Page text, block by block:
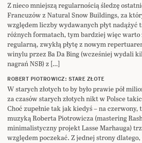
Z nieco mniejszą regularnością śledzę
Francuzów z Natural Snow Buildings, za
względem liczby wydawanych płyt nadążyć
różnych formatach, tym bardziej więc warto
regularną, zwykłą płytę z nowym
winylu przez Ba Da Bing (wcześniej wydali
nagrań NSB) z […]
ROBERT PIOTROWICZ: STARE ZŁOTE
W starych złotych to by było prawie pół
za czasów starych złotych nikt w Polsce
Choć zupełnie tak jak kiedyś – na
muzyką Roberta Piotrowicza (mastering
minimalistyczny projekt Lasse Marhauga)
względem poczekać. Z jednej strony